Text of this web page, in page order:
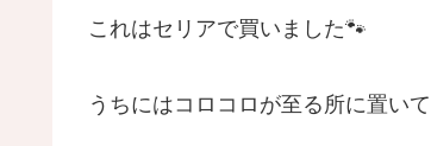
これはセリアで買いました🐾
うちにはコロコロが至る所に置い